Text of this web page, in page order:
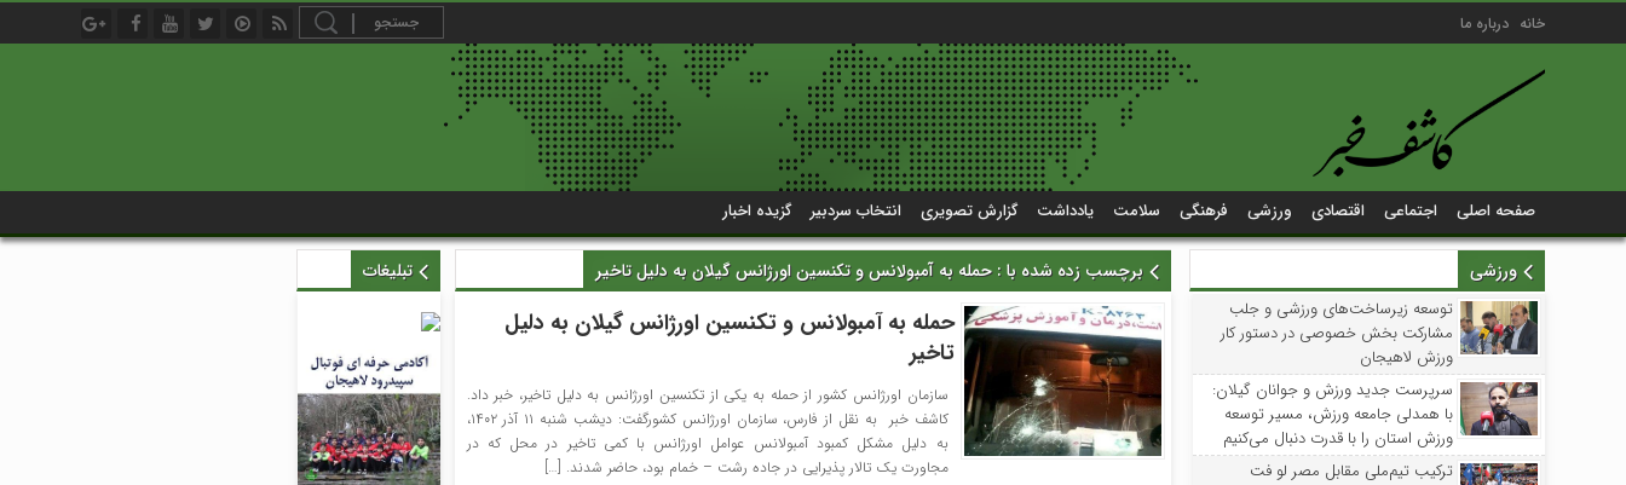
خانه درباره ما
صفحه اصلی اجتماعی اقتصادی ورزشی فرهنگی سلامت یادداشت گزارش تصویری انتخاب سردبیر گزیده اخبار
ورزشی
توسعه زیرساخت‌های ورزشی و جلب
مشارکت بخش خصوصی در دستور کار
ورزش لاهیجان
سرپرست جدید ورزش و جوانان گیلان:
با همدلی جامعه ورزش، مسیر توسعه
ورزش استان را با قدرت دنبال می‌کنیم
ترکیب تیم‌ملی مقابل مصر لو فت
برچسب زده شده با : حمله به آمبولانس و تکنسین اورژانس گیلان به دلیل تاخیر
حمله به آمبولانس و تکنسین اورژانس گیلان به دلیل
تاخیر
سازمان اورژانس کشور از حمله به یکی از تکنسین اورژانس به دلیل تاخیر، خبر داد.
کاشف خبر به نقل از فارس، سازمان اورژانس کشورگفت: دیشب شنبه ۱۱ آذر ۱۴۰۲،
به دلیل مشکل کمبود آمبولانس عوامل اورژانس با کمی تاخیر در محل که در
مجاورت یک تالار پذیرایی در جاده رشت – خمام بود، حاضر شدند. […]
تبلیغات